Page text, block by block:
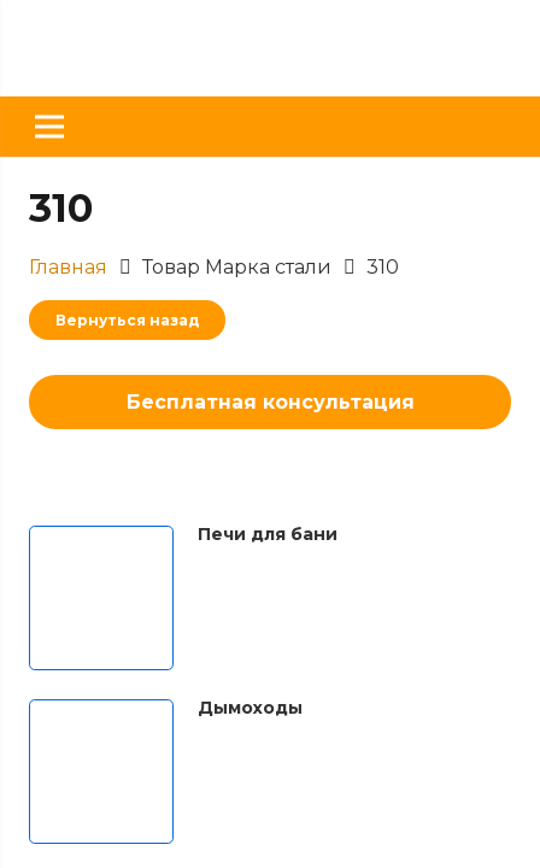
310
Главная Товар Марка стали 310
Вернуться назад
Бесплатная консультация
Печи для бани
Дымоходы